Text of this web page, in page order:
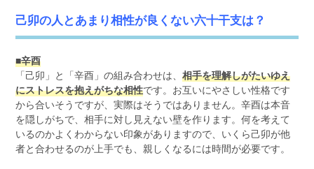
己卯の人とあまり相性が良くない六十干支は？
■辛酉
「己卯」と「辛酉」の組み合わせは、相手を理解しがたいゆえ
にストレスを抱えがちな相性です。お互いにやさしい性格です
から合いそうですが、実際はそうではありません。辛酉は本音
を隠しがちで、相手に対し見えない壁を作ります。何を考えて
いるのかよくわからない印象がありますので、いくら己卯が他
者と合わせるのが上手でも、親しくなるには時間が必要です。